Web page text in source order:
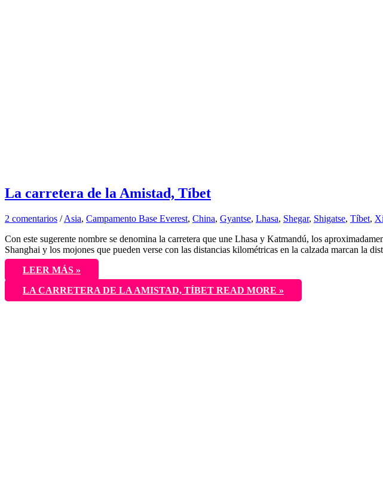
La carretera de la Amistad, Tíbet
2 comentarios /Asia, Campamento Base Everest, China, Gyantse, Lhasa, Shegar, Shigatse, Tíbet,
Con este sugerente nombre se denomina la carretera que une Lhasa y Katmandú, los
Shanghai y los mojones que pueden verse con las distancias kilométricas en la calzada marcan la
LEER MÁS »
LA CARRETERA DE LA AMISTAD, TÍBET READ MORE »